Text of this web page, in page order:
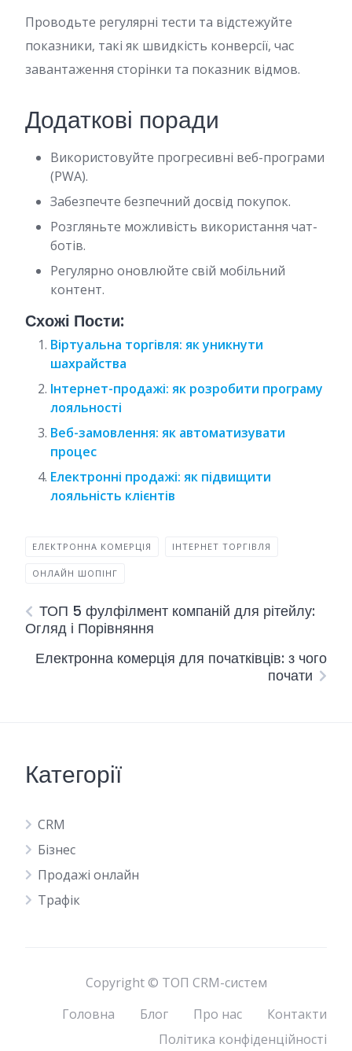
Проводьте регулярні тести та відстежуйте
показники, такі як швидкість конверсії, час
завантаження сторінки та показник відмов.
Додаткові поради
Використовуйте прогресивні веб-програми
(PWA).
Забезпечте безпечний досвід покупок.
Розгляньте можливість використання чат-
ботів.
Регулярно оновлюйте свій мобільний
контент.
Схожі Пости:
Віртуальна торгівля: як уникнути
шахрайства
Інтернет-продажі: як розробити програму
лояльності
Веб-замовлення: як автоматизувати
процес
Електронні продажі: як підвищити
лояльність клієнтів
ЕЛЕКТРОННА КОМЕРЦІЯ ІНТЕРНЕТ ТОРГІВЛЯ
ОНЛАЙН ШОПІНГ
ТОП 5 фулфілмент компаній для рітейлу:
Огляд і Порівняння
Електронна комерція для початківців: з чого
почати
Категорії
CRM
Бізнес
Продажі онлайн
Трафік
Copyright © ТОП CRM-систем
Головна
Блог Про нас
Контакти
Політика конфіденційності